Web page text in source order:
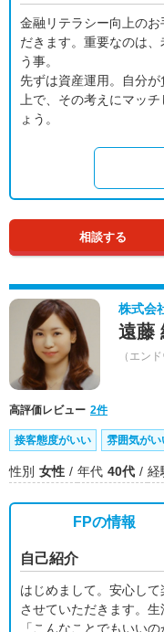
金融リテラシー向上の
だきます。重要なのは
う事。
先ずは資産運用。自分
上で、その考えにマッ
ょう。
相談する
株式会
遠藤
（エン
高評価レビュー 2件
接客態度がいい 雰囲気がい
性別 女性 年代 40代 経
FPの情報
自己紹介
はじめまして。安心し
させていただきます。生
「こんなことでもいい